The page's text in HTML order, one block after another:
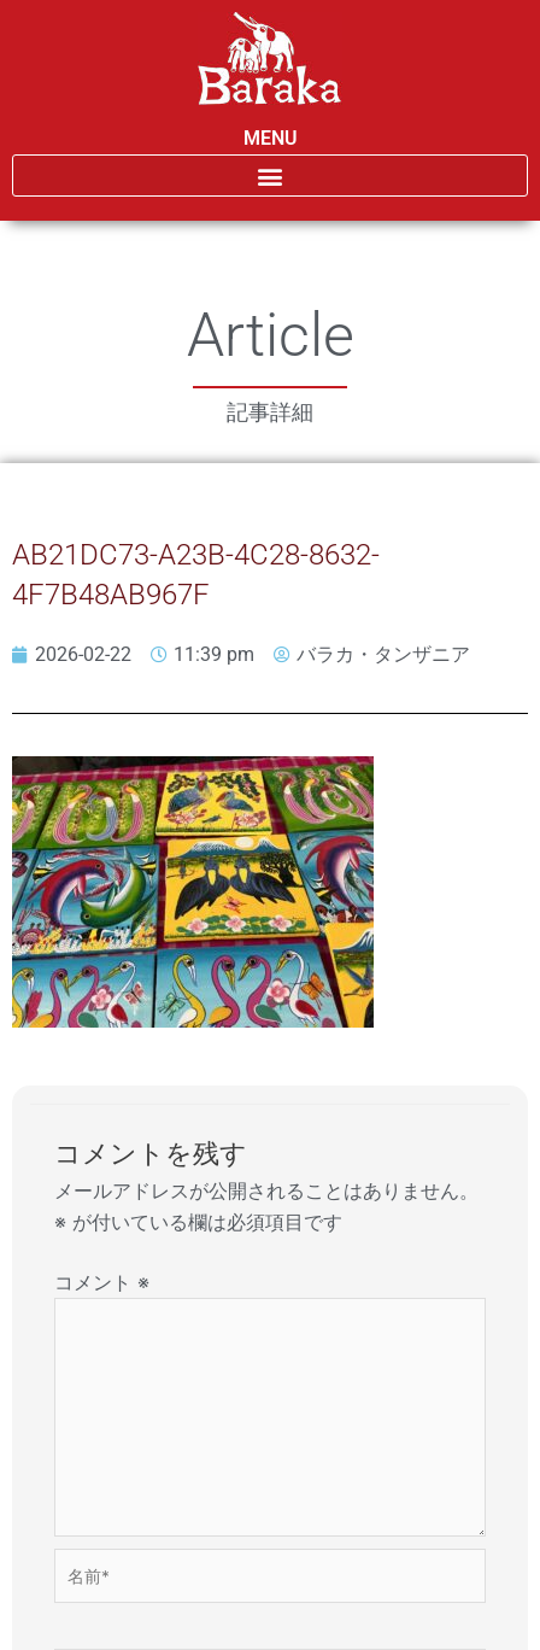
MENU
Article
記事詳細
AB21DC73-A23B-4C28-8632-
4F7B48AB967F
2026-02-22 11:39 pm バラカ・タンザニア
コメントを残す
メールアドレスが公開されることはありません。
※ が付いている欄は必須項目です
コメント ※